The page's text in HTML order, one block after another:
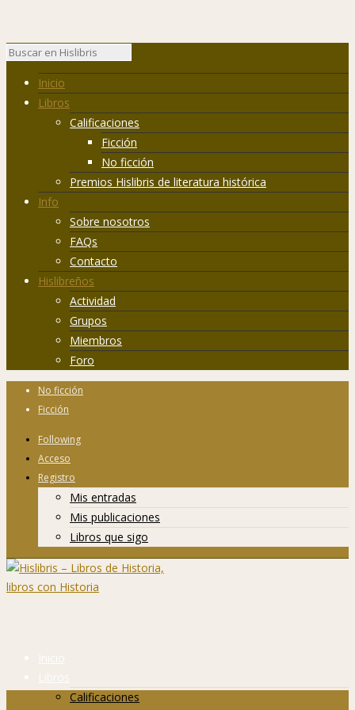
Inicio
Libros
Calificaciones
Ficción
No ficción
Premios Hislibris de literatura histórica
Info
Sobre nosotros
FAQs
Contacto
Hislibreños
Actividad
Grupos
Miembros
Foro
No ficción
Ficción
Following
Acceso
Registro
Mis entradas
Mis publicaciones
Libros que sigo
Inicio
Libros
Calificaciones